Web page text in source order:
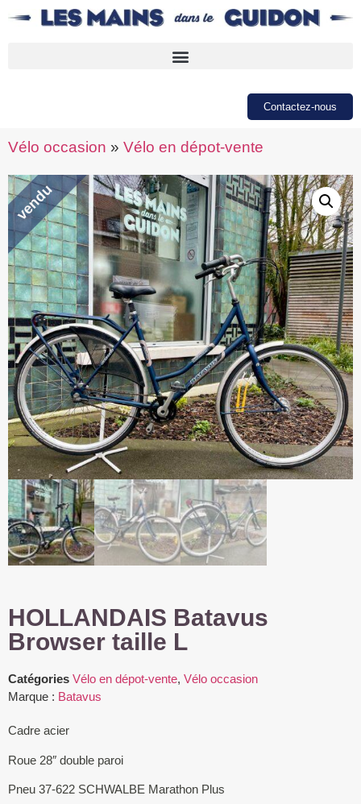
Contactez-nous
Vélo occasion » Vélo en dépot-vente
vendu
HOLLANDAIS Batavus
Browser taille L
Catégories Vélo en dépot-vente, Vélo occasion
Marque : Batavus
Cadre acier
Roue 28″ double paroi
Pneu 37-622 SCHWALBE Marathon Plus